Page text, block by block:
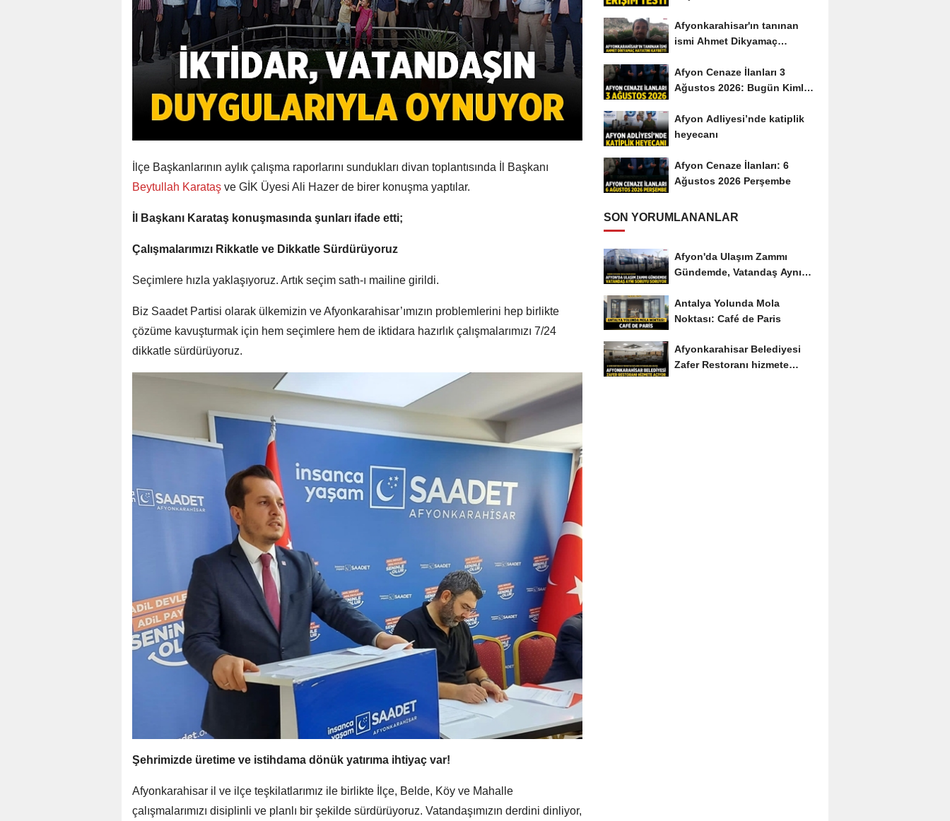
İlçe Başkanlarının aylık çalışma raporlarını sundukları divan toplantısında İl Başkanı
Beytullah Karataş ve GİK Üyesi Ali Hazer de birer konuşma yaptılar.
İl Başkanı Karataş konuşmasında şunları ifade etti;
Çalışmalarımızı Rikkatle ve Dikkatle Sürdürüyoruz
Seçimlere hızla yaklaşıyoruz. Artık seçim sath-ı mailine girildi.
Biz Saadet Partisi olarak ülkemizin ve Afyonkarahisar’ımızın problemlerini hep birlikte
çözüme kavuşturmak için hem seçimlere hem de iktidara hazırlık çalışmalarımızı 7/24
dikkatle sürdürüyoruz.
Şehrimizde üretime ve istihdama dönük yatırıma ihtiyaç var!
Afyonkarahisar il ve ilçe teşkilatlarımız ile birlikte İlçe, Belde, Köy ve Mahalle
çalışmalarımızı disiplinli ve planlı bir şekilde sürdürüyoruz. Vatandaşımızın derdini dinliyor,
Afyonkarahisar'ın tanınan
ismi Ahmet Dikyamaç
Afyon Cenaze İlanları 3
Ağustos 2026: Bugün Kimler
Afyon Adliyesi’nde katiplik
heyecanı
Afyon Cenaze İlanları: 6
Ağustos 2026 Perşembe
SON YORUMLANANLAR
Afyon'da Ulaşım Zammı
Gündemde, Vatandaş Aynı
Antalya Yolunda Mola
Noktası: Café de Paris
Afyonkarahisar Belediyesi
Zafer Restoranı hizmete